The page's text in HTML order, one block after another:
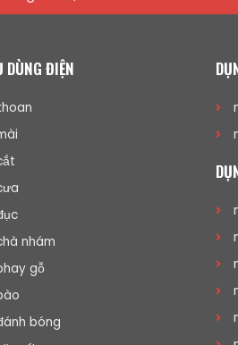
DÙNG ĐIỆN
nhám
gỗ
bóng